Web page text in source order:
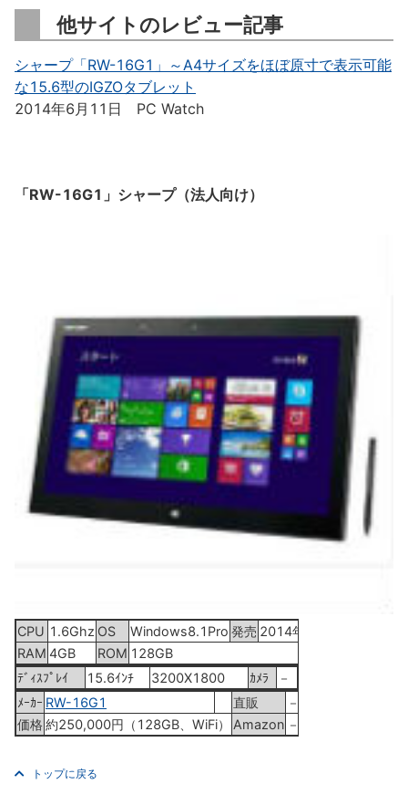
他サイトのレビュー記事
シャープ「RW-16G1」～A4サイズをほぼ原寸で表示可能
な15.6型のIGZOタブレット
2014年6月11日 PC Watch
「RW-16G1」シャープ（法人向け）
CPU 1.6Ghz OS Windows8.1Pro 発売 2014年3月
RAM 4GB ROM 128GB
ﾃﾞｨｽﾌﾟﾚｲ
15.6ｲﾝﾁ 3200X1800 ｶﾒﾗ
－
ﾒｰｶｰ RW-16G1 直販
－
価格 約250,000円（128GB、WiFi） Amazon －
トップに戻る